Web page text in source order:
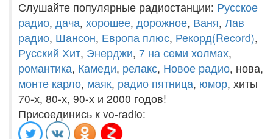
Слушайте популярные радиостанции: Русское
радио, дача, хорошее, дорожное, Ваня, Лав
радио, Шансон, Европа плюс, Рекорд(Record),
Русский Хит, Энерджи, 7 на семи холмах,
романтика, Камеди, релакс, Новое радио, нова,
монте карло, маяк, радио пятница, юмор, хиты
70-х, 80-х, 90-х и 2000 годов!
Присоединись к vo-radio: